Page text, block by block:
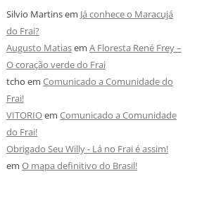
Silvio Martinsem Já conhece o Maracujá
do Frai?
Augusto Matiasem A Floresta René Frey –
O coração verde do Frai
tcho em Comunicado a Comunidade do
Frai!
VITORIOem Comunicado a Comunidade
do Frai!
Obrigado Seu Willy - Lá no Frai é assim!
em O mapa definitivo do Brasil!